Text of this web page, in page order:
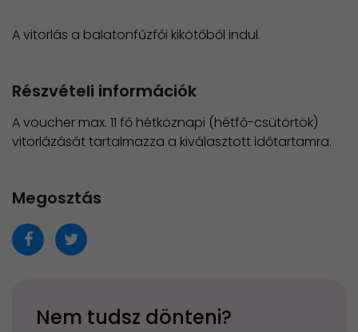
A vitorlás a balatonfűzfői kikötőből indul.
Részvételi információk
A voucher max. 11 fő hétköznapi (hétfő-csütörtök)
vitorlázását tartalmazza a kiválasztott időtartamra.
Megosztás
Nem tudsz dönteni?